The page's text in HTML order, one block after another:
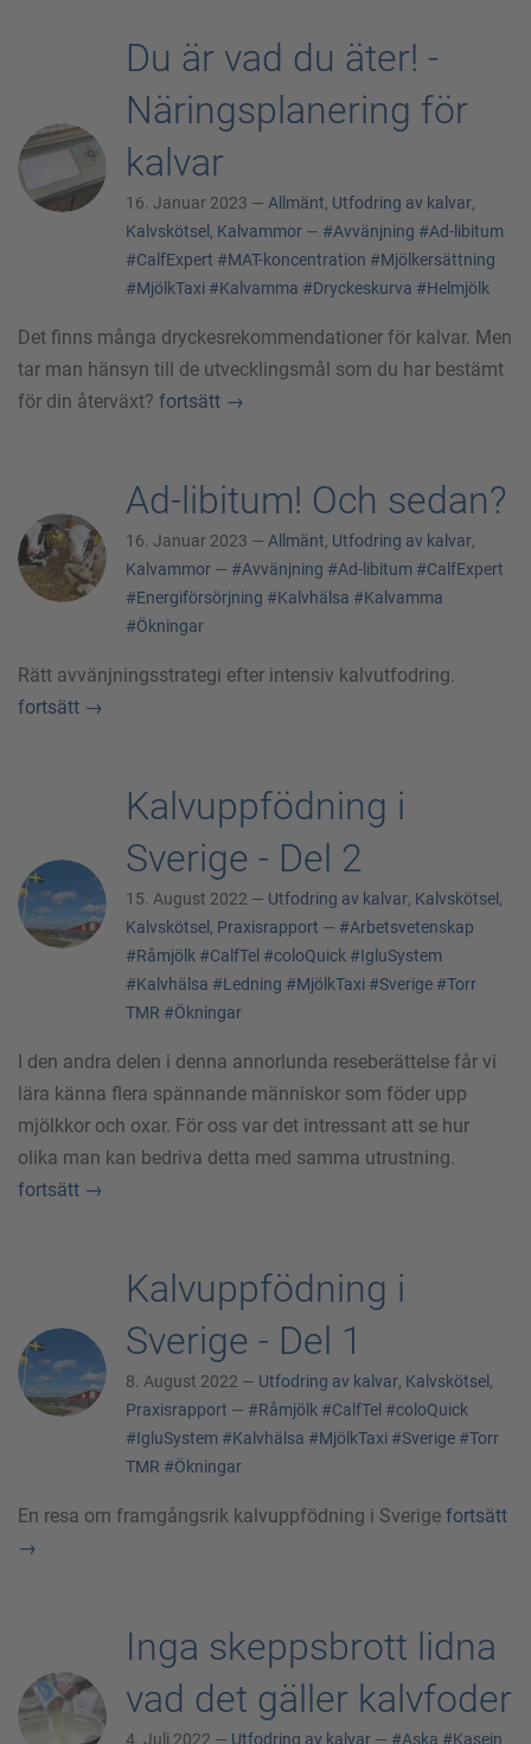
Du är vad du äter! -
Näringsplanering för
kalvar
16. Januar 2023 — Allmänt, Utfodring av kalvar,
Kalvskötsel , Kalvammor — #Avvänjning #Ad-libitum
#CalfExpert #MAT-koncentration #Mjölkersättning
#MjölkTaxi #Kalvamma #Dryckeskurva #Helmjölk
Det finns många dryckesrekommendationer för kalvar. Men
tar man hänsyn till de utvecklingsmål som du har bestämt
för din återväxt? fortsätt →
Ad-libitum! Och sedan?
16. Januar 2023 — Allmänt, Utfodring av kalvar,
Kalvammor — #Avvänjning #Ad-libitum #CalfExpert
#Energiförsörjning #Kalvhälsa #Kalvamma
#Ökningar
Rätt avvänjningsstrategi efter intensiv kalvutfodring.
fortsätt →
Kalvuppfödning i
Sverige - Del 2
15. August 2022 — Utfodring av kalvar, Kalvskötsel ,
Kalvskötsel , Praxisrapport — #Arbetsvetenskap
#Råmjölk #CalfTel #coloQuick #IgluSystem
#Kalvhälsa #Ledning #MjölkTaxi #Sverige #Torr
TMR #Ökningar
I den andra delen i denna annorlunda reseberättelse får vi
lära känna flera spännande människor som föder upp
mjölkkor och oxar. För oss var det intressant att se hur
olika man kan bedriva detta med samma utrustning.
fortsätt →
Kalvuppfödning i
Sverige - Del 1
8. August 2022 — Utfodring av kalvar, Kalvskötsel ,
Praxisrapport — #Råmjölk #CalfTel #coloQuick
#IgluSystem #Kalvhälsa #MjölkTaxi #Sverige #Torr
TMR #Ökningar
En resa om framgångsrik kalvuppfödning i Sverige fortsätt
→
Inga skeppsbrott lidna
vad det gäller kalvfoder
4. Juli 2022 — Utfodring av kalvar — #Aska #Kasein